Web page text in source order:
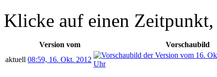
Klicke auf einen Zeitpunkt,
Version vom
Vorschaubild
aktuell 08:59, 16. Okt. 2012